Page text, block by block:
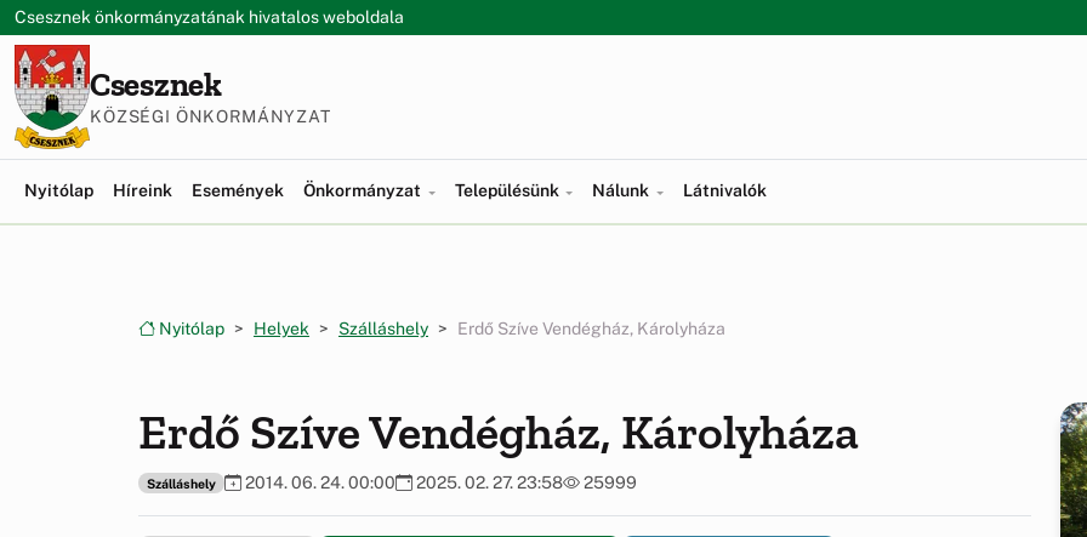
Ugrás a menüre
Ugrás a tartalomra
Csesznek önkormányzatának hivatalos weboldala
Csesznek
KÖZSÉGI ÖNKORMÁNYZAT
Nyitólap Híreink Események Önkormányzat Településünk Nálunk Látnivalók
Nyitólap Helyek Szálláshely Erdő Szíve Vendégház, Károlyháza
Erdő Szíve Vendégház, Károlyháza
Szálláshely 2014. 06. 24. 00:00 2025. 02. 27. 23:58 25999